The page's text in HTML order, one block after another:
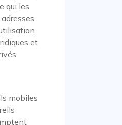
qui les
et
mobiles